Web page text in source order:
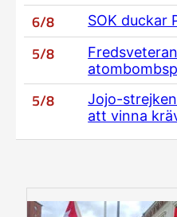
6/8 SOK duckar
5/8
5/8
Jojo-
att vinna